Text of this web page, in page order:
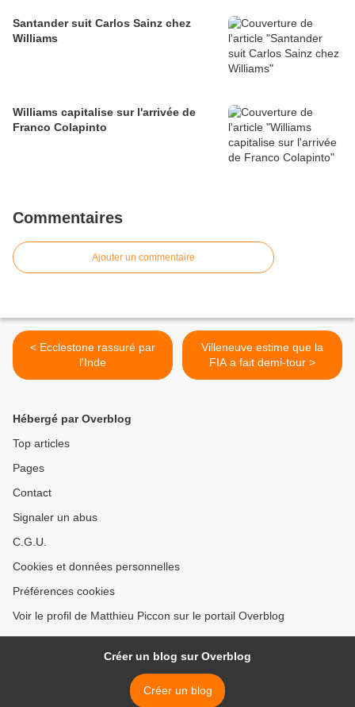
Santander suit Carlos Sainz chez
Williams
Williams capitalise sur l'arrivée de
Franco Colapinto
Commentaires
Ajouter un commentaire
< Ecclestone rassuré par
l'Inde
Villeneuve estime que la
FIA a fait demi-tour >
Hébergé par Overblog
Top articles
Pages
Contact
Signaler un abus
C.G.U.
Cookies et données personnelles
Préférences cookies
Voir le profil de Matthieu Piccon sur le portail Overblog
Créer un blog sur Overblog
Créer un blog